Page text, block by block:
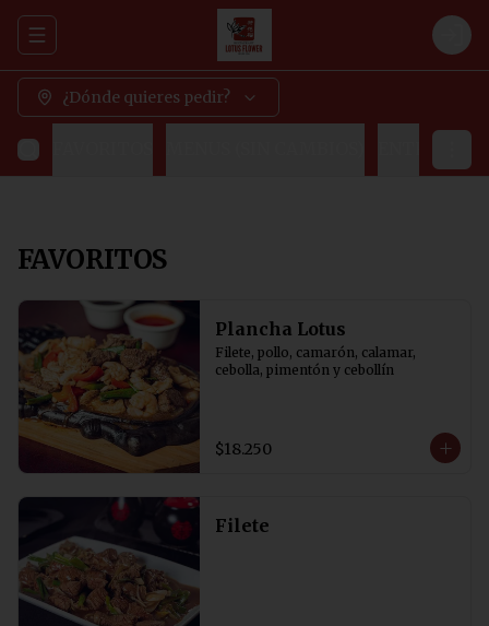
Abrir menu de navegación
¿Dónde quieres pedir?
FAVORITOS
Plancha Lotus
Filete, pollo, camarón, calamar,
cebolla, pimentón y cebollín
$18.250
Filete